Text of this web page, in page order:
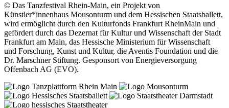
© Das Tanzfestival Rhein-Main, ein Projekt von
Künstler*innenhaus Mousonturm und dem Hessischen Staatsballett,
wird ermöglicht durch den Kulturfonds Frankfurt RheinMain und
gefördert durch das Dezernat für Kultur und Wissenschaft der Stadt
Frankfurt am Main, das Hessische Ministerium für Wissenschaft
und Forschung, Kunst und Kultur, die Aventis Foundation und die
Dr. Marschner Stiftung. Gesponsort von Energieversorgung
Offenbach AG (EVO).